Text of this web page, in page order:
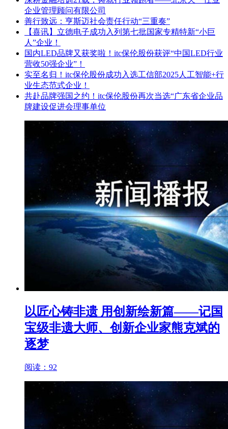
企业管理顾问有限公司
善行致远：亨斯迈社会责任行动“三重奏”
【喜讯】立德电子成功入列第七批国家专精特新“小巨
人”企业！
国内LED品牌又获奖啦！itc保伦股份获评“中国LED行业
营收50强企业”！
实至名归！itc保伦股份成功入选工信部2025人工智能+行
业生态范式企业！
共赴品牌强国之约！itc保伦股份再次当选“广东省企业品
牌建设促进会理事单位
以匠心铸非遗 用创新绘新篇——记国
宝级非遗大师、创新企业家熊克斌的
逐梦
阅读：92